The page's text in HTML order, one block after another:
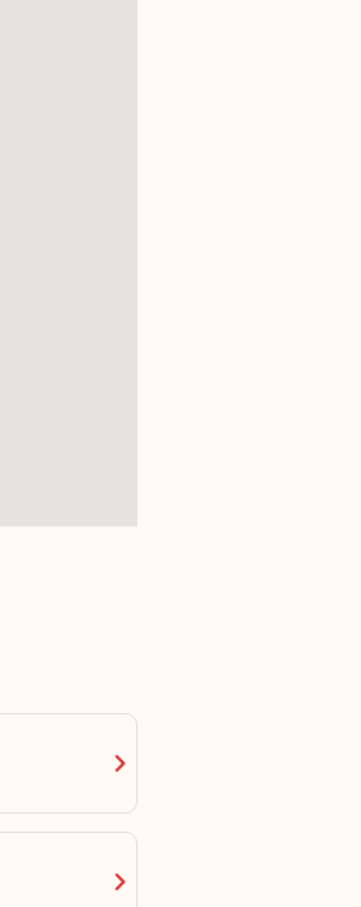
chevron_right
chevron_right